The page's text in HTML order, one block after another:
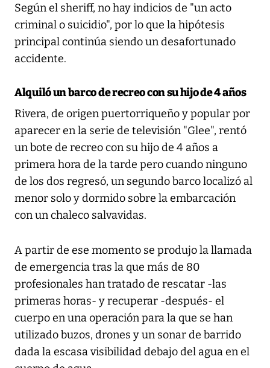
Según el sheriff, no hay indicios de "un acto
criminal o suicidio", por lo que la hipótesis
principal continúa siendo un desafortunado
accidente.
Alquiló un barco de recreo con su hijo de 4 años
Rivera, de origen puertorriqueño y popular por
aparecer en la serie de televisión "Glee", rentó
un bote de recreo con su hijo de 4 años a
primera hora de la tarde pero cuando ninguno
de los dos regresó, un segundo barco localizó al
menor solo y dormido sobre la embarcación
con un chaleco salvavidas.
A partir de ese momento se produjo la llamada
de emergencia tras la que más de 80
profesionales han tratado de rescatar -las
primeras horas- y recuperar -después- el
cuerpo en una operación para la que se han
utilizado buzos, drones y un sonar de barrido
dada la escasa visibilidad debajo del agua en el